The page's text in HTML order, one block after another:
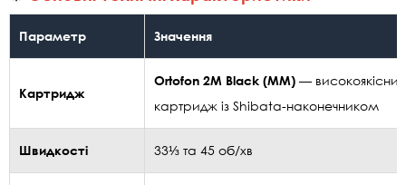
Параметр Значення
Картридж
Ortofon 2M Black (MM) — високоякісний
картридж із Shibata-наконечником
Швидкості 33⅓ та 45 об/хв